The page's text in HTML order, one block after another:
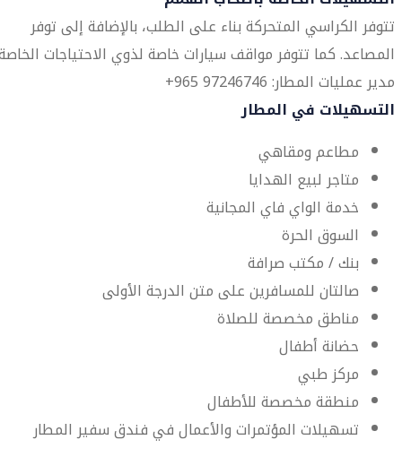
تتوفر الكراسي المتحركة بناء على الطلب، بالإضافة إلى توفر
المصاعد. كما تتوفر مواقف سيارات خاصة لذوي الاحتياجات
مدير عمليات المطار: 97246746 965+
التسهيلات في المطار
مطاعم ومقاهي
متاجر لبيع الهدايا
خدمة الواي فاي المجانية
السوق الحرة
بنك / مكتب صرافة
صالتان للمسافرين على متن الدرجة الأولى
مناطق مخصصة للصلاة
حضانة أطفال
مركز طبي
منطقة مخصصة للأطفال
تسهيلات المؤتمرات والأعمال في فندق سفير المطار